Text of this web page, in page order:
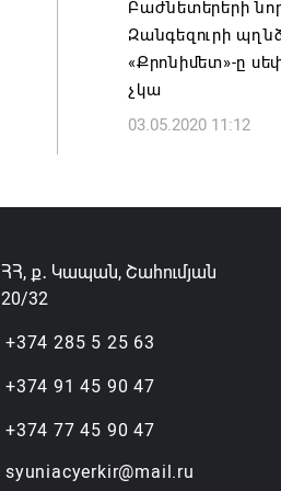
07.08.2026 16:09
Բաժնետերերի
Զանգեզուրի
«Քրոնիմետ»-ը
չկա
03.05.2020 11:12
ՀՀ, ք․ Կապան, Շահումյան
20/32
+374 285 5 25 63
+374 91 45 90 47
+374 77 45 90 47
syuniacyerkir@mail.ru